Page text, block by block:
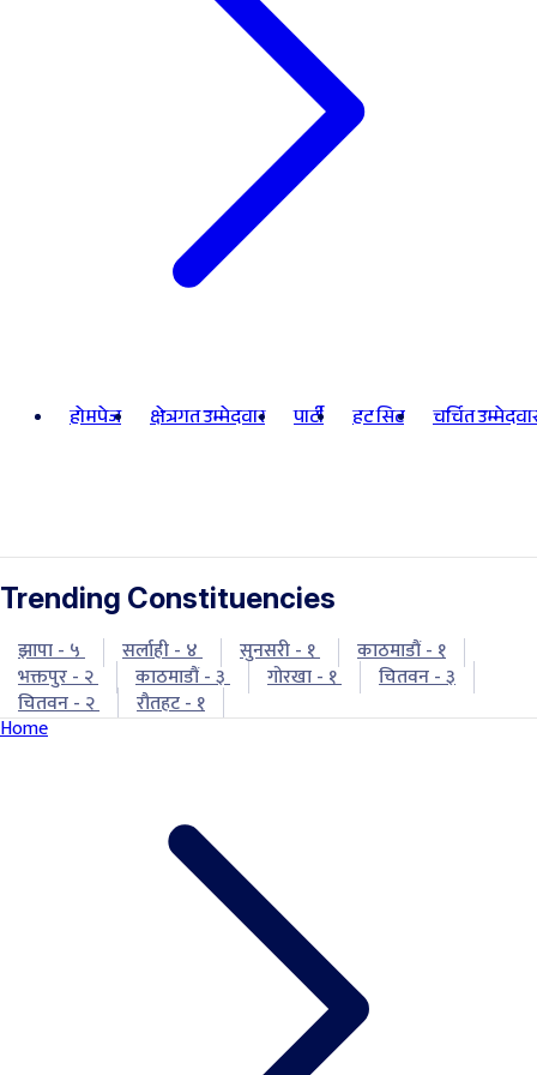
होमपेज क्षेत्रगत उम्मेदवार पार्टी हट सिट चर्चित
Trending Constituencies
झापा - ५ सर्लाही - ४ सुनसरी - १
काठमाडौं - १
भक्तपुर - २
काठमाडौं - ३ गोरखा - १
चितवन - ३
चितवन - २
रौतहट - १
Home